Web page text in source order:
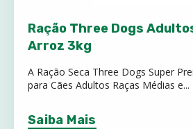
Ração Three Dogs
Arroz 3kg
A Ração Seca Three Dogs Super
para Cães Adultos Raças Médias e...
Saiba Mais